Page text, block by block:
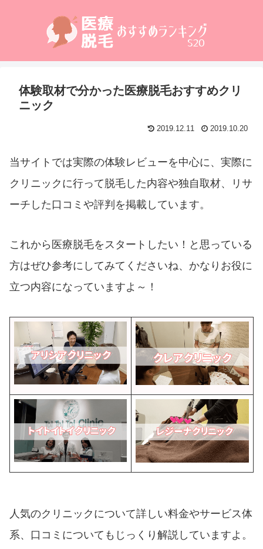
体験取材で分かった医療脱毛おすすめクリ
ニック
2019.12.11 2019.10.20
当サイトでは実際の体験レビューを中心に、実際に
クリニックに行って脱毛した内容や独自取材、リサ
ーチした口コミや評判を掲載しています。
これから医療脱毛をスタートしたい！と思っている
方はぜひ参考にしてみてくださいね、かなりお役に
立つ内容になっていますよ～！
人気のクリニックについて詳しい料金やサービス体
系、口コミについてもじっくり解説していますよ。